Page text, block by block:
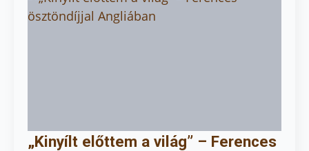
„Kinyílt előttem a világ” – Ferences